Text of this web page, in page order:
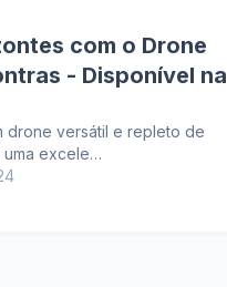
com o Drone
- Disponível na
drone versátil e repleto de
uma excele…